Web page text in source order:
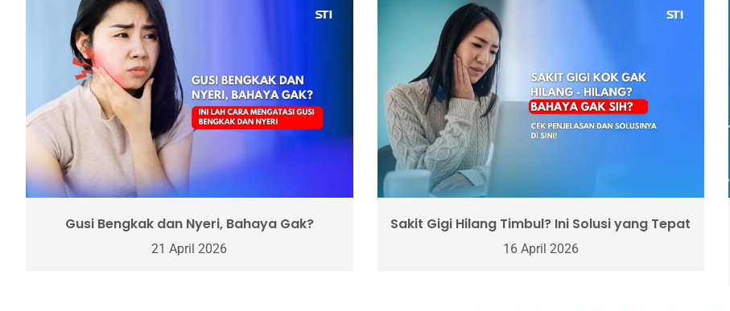
Gusi Bengkak dan Nyeri, Bahaya Gak?
21 April 2026
Sakit Gigi Hilang Timbul? Ini Solusi yang Tepat
16 April 2026